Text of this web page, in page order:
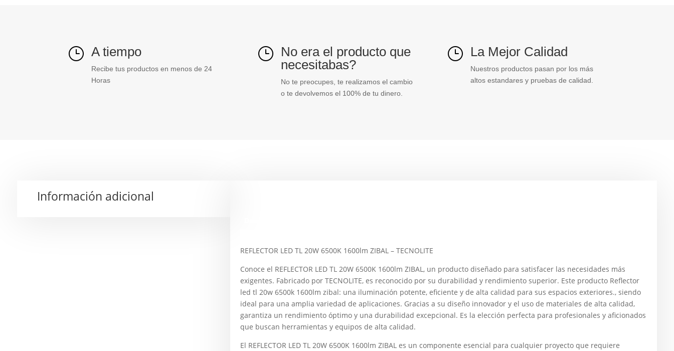
} A tiempo
Recibe tus productos en menos de 24
Horas
} No era el producto que
necesitabas?
No te preocupes, te realizamos el cambio
o te devolvemos el 100% de tu dinero.
} La Mejor Calidad
Nuestros productos pasan por los más
altos estandares y pruebas de calidad.
Información adicional
REFLECTOR LED TL 20W 6500K 1600lm ZIBAL – TECNOLITE
Conoce el REFLECTOR LED TL 20W 6500K 1600lm ZIBAL, un producto diseñado para satisfacer las necesidades más
exigentes. Fabricado por TECNOLITE, es reconocido por su durabilidad y rendimiento superior. Este producto Reflector
led tl 20w 6500k 1600lm zibal: una iluminación potente, eficiente y de alta calidad para sus espacios exteriores., siendo
ideal para una amplia variedad de aplicaciones. Gracias a su diseño innovador y el uso de materiales de alta calidad,
garantiza un rendimiento óptimo y una durabilidad excepcional. Es la elección perfecta para profesionales y aficionados
que buscan herramientas y equipos de alta calidad.
El REFLECTOR LED TL 20W 6500K 1600lm ZIBAL es un componente esencial para cualquier proyecto que requiere